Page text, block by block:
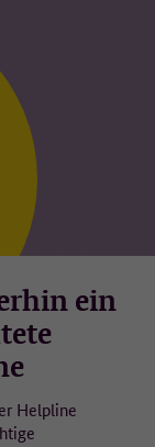
ein
Helpline